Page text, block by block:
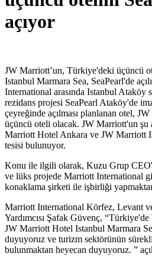
açıyor
JW Marriott’un, Türkiye'deki üçüncü
Istanbul Marmara Sea, SeaPearl'de
International arasında Istanbul Ataköy
rezidans projesi SeaPearl Ataköy'de
çeyreğinde açılması planlanan otel,
üçüncü oteli olacak. JW Marriott'un şu
Marriott Hotel Ankara ve JW Marriott
tesisi bulunuyor.
Konu ile ilgili olarak, Kuzu Grup
ve lüks projede Marriott International
konaklama şirketi ile işbirliği
Marriott International Körfez, Levant
Yardımcısı Şafak Güvenç,
JW Marriott Hotel Istanbul Marmara
duyuyoruz ve turizm sektörünün
bulunmaktan heyecan duyuyoruz. ”